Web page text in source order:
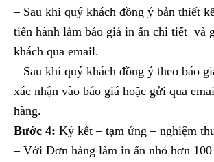
– Sau khi quý khách đồng ý bản thiết
tiến hành làm báo giá in ấn chi tiết và
khách qua email.
– Sau khi quý khách đồng ý theo báo
xác nhận vào báo giá hoặc gửi qua
hàng.
Bước 4: Ký kết – tạm ứng – nghiệm
– Với Đơn hàng làm in ấn nhỏ hơn 100